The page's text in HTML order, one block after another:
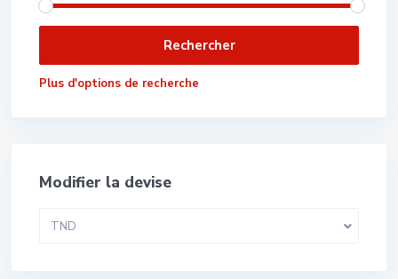
Plus d'options de recherche
Modifier la devise
TND